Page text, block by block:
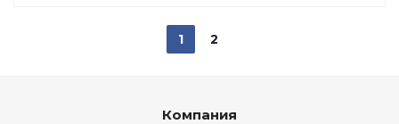
1 2
Компания